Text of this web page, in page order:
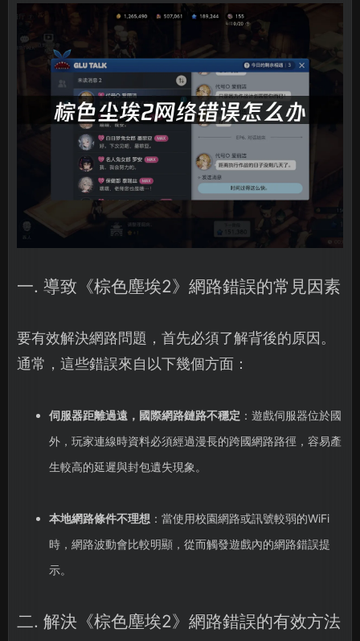
一. 導致《棕色塵埃2》網路錯誤的常見因素
要有效解決網路問題，首先必須了解背後的原因。
通常，這些錯誤來自以下幾個方面：
伺服器距離過遠，國際網路鏈路不穩定 ：遊戲伺服器位於國
外，玩家連線時資料必須經過漫長的跨國網路路徑，容易產
生較高的延遲與封包遺失現象。
本地網路條件不理想：當使用校園網路或訊號較弱的WiFi
時，網路波動會比較明顯，從而觸發遊戲內的網路錯誤提
示。
二. 解決《棕色塵埃2》網路錯誤的有效方法